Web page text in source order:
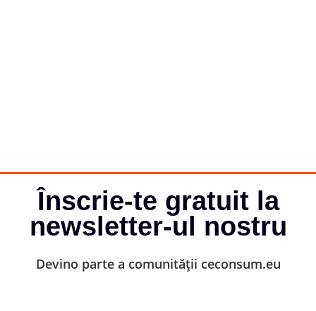
Înscrie-te gratuit la
newsletter-ul nostru
Devino parte a comunității ceconsum.eu